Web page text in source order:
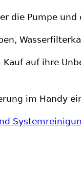
die Pumpe
auf ihre
im Handy